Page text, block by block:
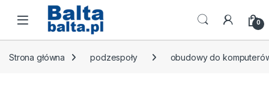
Skip to navigation
Skip to content
Open 0
Strona główna podzespoły obudowy do